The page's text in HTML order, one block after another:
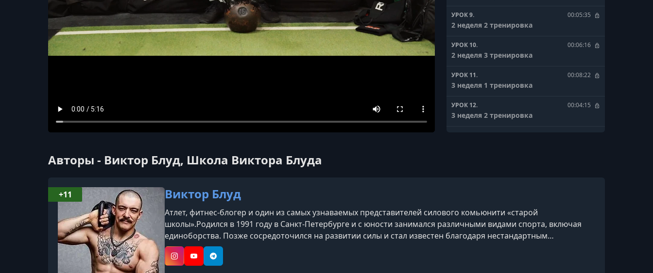
УРОК 9. 00:05:35
2 неделя 2 тренировка
УРОК 10. 00:06:16
2 неделя 3 тренировка
УРОК 11. 00:08:22
3 неделя 1 тренировка
УРОК 12. 00:04:15
3 неделя 2 тренировка
УРОК 16. 00:05:59
4 неделя 3 тренировка
Авторы - Виктор Блуд, Школа Виктора Блуда
Виктор Блуд
Атлет, фитнес-блогер и один из самых узнаваемых представителей силового комьюнити «старой
школы».Родился в 1991 году в Санкт-Петербурге и с юности занимался различными видами спорта, включая
единоборства. Позже сосредоточился на развитии силы и стал известен благодаря нестандартным
тренировкам и силовым трюкам. Является мастером спорта международного класса по армлифтингу и
установил мировой рекорд в упражнении Rolling Thunder в своей весовой кат
InstagramYouTubeTelegram
+11